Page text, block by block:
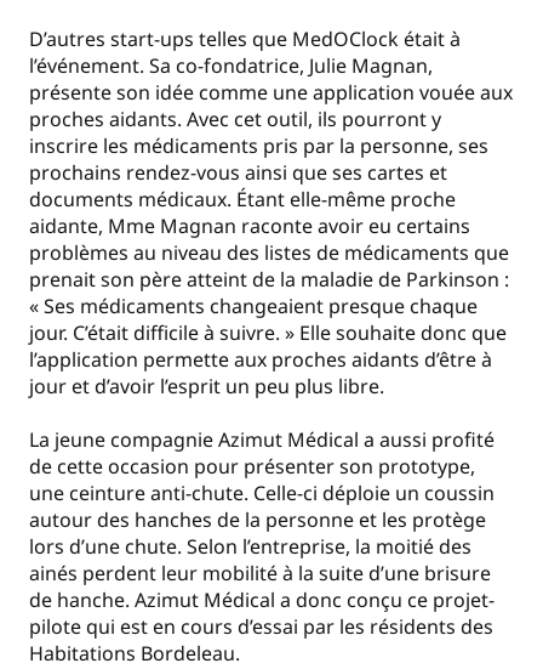
D’autres start-ups telles que MedOClock était à
l’événement. Sa co-fondatrice, Julie Magnan,
présente son idée comme une application vouée aux
proches aidants. Avec cet outil, ils pourront y
inscrire les médicaments pris par la personne, ses
prochains rendez-vous ainsi que ses cartes et
documents médicaux. Étant elle-même proche
aidante, Mme Magnan raconte avoir eu certains
problèmes au niveau des listes de médicaments que
prenait son père atteint de la maladie de Parkinson :
« Ses médicaments changeaient presque chaque
jour. C’était difficile à suivre. » Elle souhaite donc que
l’application permette aux proches aidants d’être à
jour et d’avoir l’esprit un peu plus libre.
La jeune compagnie Azimut Médical a aussi profité
de cette occasion pour présenter son prototype,
une ceinture anti-chute. Celle-ci déploie un coussin
autour des hanches de la personne et les protège
lors d’une chute. Selon l’entreprise, la moitié des
ainés perdent leur mobilité à la suite d’une brisure
de hanche. Azimut Médical a donc conçu ce projet-
pilote qui est en cours d’essai par les résidents des
Habitations Bordeleau.